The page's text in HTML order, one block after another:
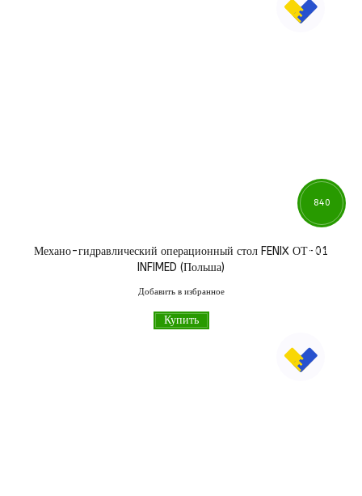
Механо-гидравлический операционный стол FENIX ОТ-01
INFIMED (Польша)
Добавить в избранное
840
000грн
Купить